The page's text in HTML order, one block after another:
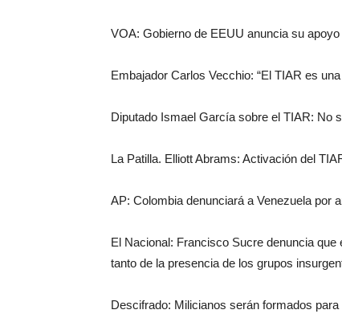
VOA: Gobierno de EEUU anuncia su
Embajador Carlos Vecchio: “El TIAR es
Diputado Ismael García sobre el TIAR: No
La Patilla. Elliott Abrams: Activación del
AP: Colombia denunciará a Venezuela por
El Nacional: Francisco Sucre denuncia
tanto de la presencia de los grupos
Descifrado: Milicianos serán formados